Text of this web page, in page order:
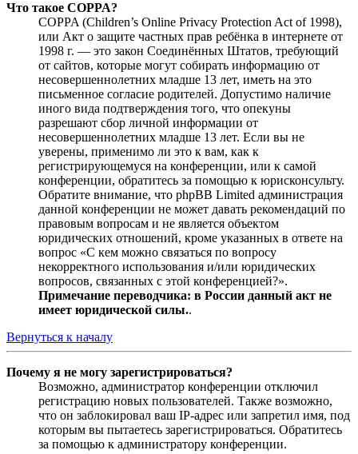
Что такое COPPA?
COPPA (Children’s Online Privacy Protection Act of 1998),
или Акт о защите частных прав ребёнка в интернете от
1998 г. — это закон Соединённых Штатов, требующий
от сайтов, которые могут собирать информацию от
несовершеннолетних младше 13 лет, иметь на это
письменное согласие родителей. Допустимо наличие
иного вида подтверждения того, что опекуны
разрешают сбор личной информации от
несовершеннолетних младше 13 лет. Если вы не
уверены, применимо ли это к вам, как к
регистрирующемуся на конференции, или к самой
конференции, обратитесь за помощью к юрисконсульту.
Обратите внимание, что phpBB Limited администрация
данной конференции не может давать рекомендаций по
правовым вопросам и не является объектом
юридических отношений, кроме указанных в ответе на
вопрос «С кем можно связаться по вопросу
некорректного использования и/или юридических
вопросов, связанных с этой конференцией?».
Примечание переводчика: в России данный акт не
имеет юридической силы..
Вернуться к началу
Почему я не могу зарегистрироваться?
Возможно, администратор конференции отключил
регистрацию новых пользователей. Также возможно,
что он заблокировал ваш IP-адрес или запретил имя, под
которым вы пытаетесь зарегистрироваться. Обратитесь
за помощью к администратору конференции.